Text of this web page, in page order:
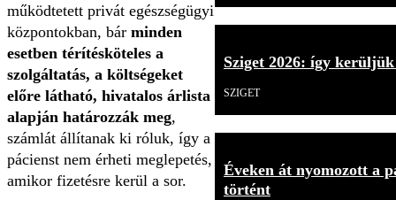
működtetett privát egészségügyi
központokban, bár minden
esetben térítésköteles a
szolgáltatás, a költségeket
előre látható, hivatalos árlista
alapján határozzák meg,
számlát állítanak ki róluk, így a
pácienst nem érheti meglepetés,
amikor fizetésre kerül a sor.
Sziget 2026: így
SZIGET
Éveken át nyomozott a
történt